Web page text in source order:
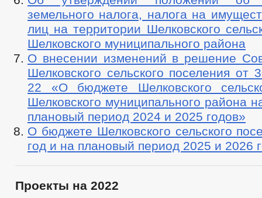
земельного налога, налога на
лиц на территории Шелковского
Шелковского муниципального района
О внесении изменений в решение
Шелковского сельского поселения от
22 «О бюджете Шелковского
Шелковского муниципального района
плановый период 2024 и 2025 годов»
О бюджете Шелковского сельского
год и на плановый период 2025 и 2026
Проекты на 2022